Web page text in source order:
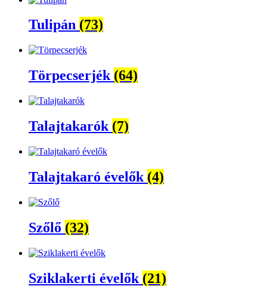
Tulipán (73)
Törpecserjék (64)
Talajtakarók (7)
Talajtakaró évelők (4)
Szőlő (32)
Sziklakerti évelők (21)